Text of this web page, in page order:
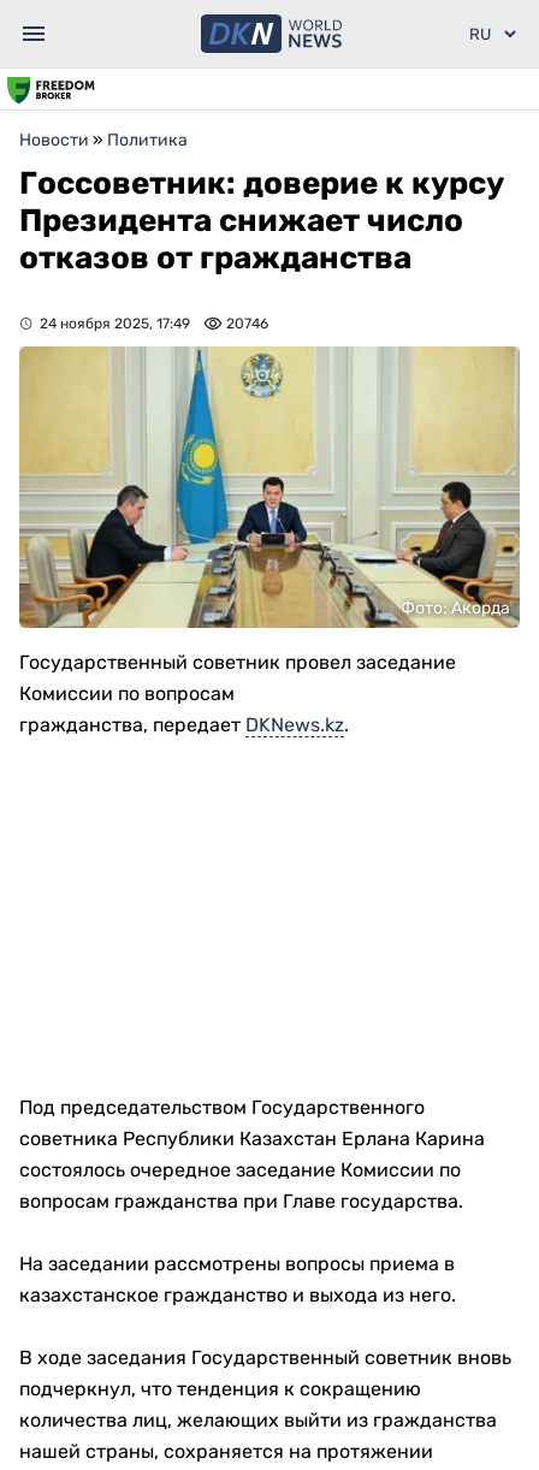
Новости » Политика
Госсоветник: доверие к курсу
Президента снижает число
отказов от гражданства
24 ноября 2025, 17:49 20746
Фото: Акорда
Государственный советник провел заседание
Комиссии по вопросам
гражданства, передает DKNews.kz.
Под председательством Государственного
советника Республики Казахстан Ерлана Карина
состоялось очередное заседание Комиссии по
вопросам гражданства при Главе государства.
На заседании рассмотрены вопросы приема в
казахстанское гражданство и выхода из него.
В ходе заседания Государственный советник вновь
подчеркнул, что тенденция к сокращению
количества лиц, желающих выйти из гражданства
нашей страны, сохраняется на протяжении